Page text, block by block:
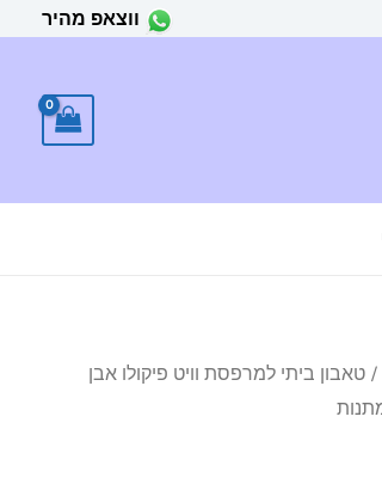
ווצאפ מהיר
/ טאבון ביתי למרפסת וויט פיקולו אבן